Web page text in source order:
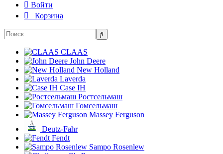
Войти
Корзина
CLAAS
John Deere
New Holland
Laverda
Case IH
Ростсельмаш
Гомсельмаш
Massey Ferguson
Deutz-Fahr
Fendt
Sampo Rosenlew